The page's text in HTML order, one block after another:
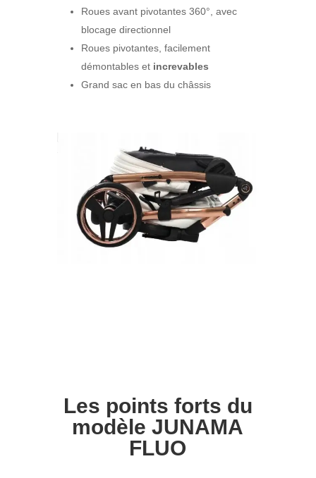
Roues avant pivotantes 360°, avec
blocage directionnel
Roues pivotantes, facilement
démontables et increvables
Grand sac en bas du châssis
Les points forts du
modèle JUNAMA
FLUO